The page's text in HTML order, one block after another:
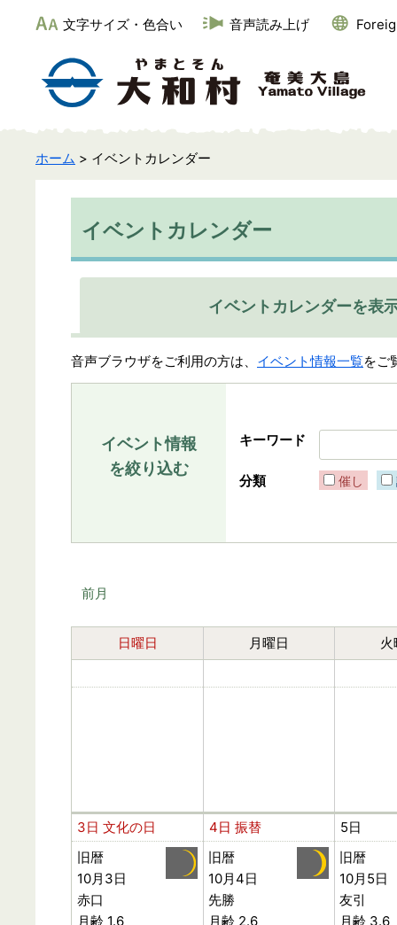
文字サイズ・色合い 音声読み上げ
ホーム > イベントカレンダー
イベントカレンダー
イベントカレンダーを表
音声ブラウザをご利用の方は、 イベント情報一覧をご
イベント情報
を絞り込む
キーワード
分類 催し
前月
日曜日 月曜日 火
3日 文化の日 4日 振替
5日
旧暦
10月3日
赤口
月齢 1.6
旧暦
10月4日
先勝
月齢 2.6
旧暦
10月5日
友引
月齢 3.6